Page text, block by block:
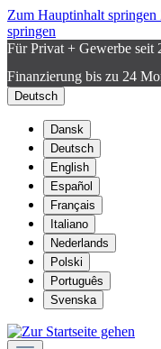
Zum Hauptinhalt springen
springen
Für Privat + Gewerbe
Finanzierung bis zu 24
Deutsch
Dansk
Deutsch
English
Español
Français
Italiano
Nederlands
Polski
Português
Svenska